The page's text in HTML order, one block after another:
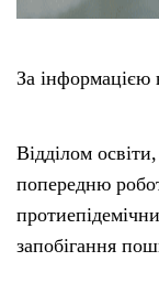
За інформацією
Відділом
попередню
запобігання